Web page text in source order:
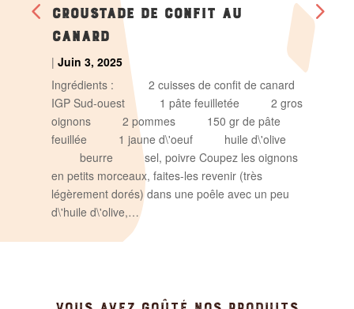
CROUSTADE DE CONFIT AU
CANARD
| Juin 3, 2025
Ingrédients : 2 cuisses de confit de canard
IGP Sud-ouest 1 pâte feuilletée 2 gros
oignons 2 pommes 150 gr de pâte
feuillée 1 jaune d\'oeuf huile d\'olive
beurre sel, poivre Coupez les oignons
en petits morceaux, faites-les revenir (très
légèrement dorés) dans une poêle avec un peu
d\'huile d\'olive,…
VOUS AVEZ GOÛTÉ NOS PRODUITS